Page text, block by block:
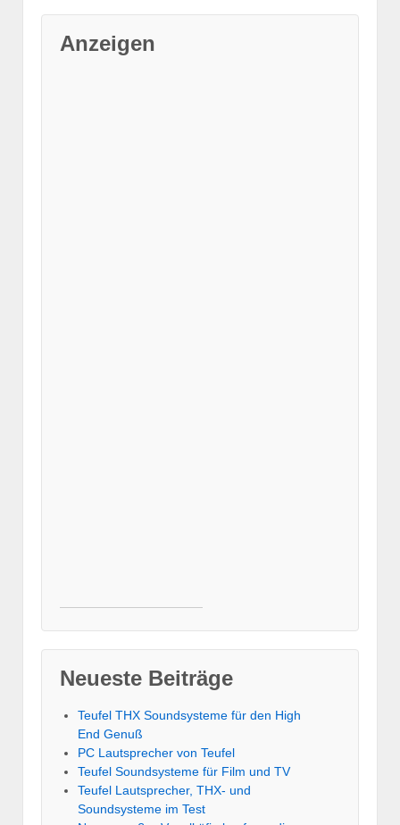
Anzeigen
Neueste Beiträge
Teufel THX Soundsysteme für den High
End Genuß
PC Lautsprecher von Teufel
Teufel Soundsysteme für Film und TV
Teufel Lautsprecher, THX- und
Soundsysteme im Test